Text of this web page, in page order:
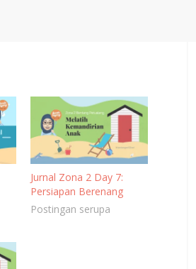
Jurnal Zona 2 Day 7:
Persiapan Berenang
Postingan serupa